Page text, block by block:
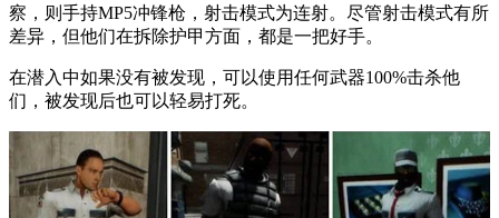
察，则手持MP5冲锋枪，射击模式为连射。尽管射击模式有所
差异，但他们在拆除护甲方面，都是一把好手。
在潜入中如果没有被发现，可以使用任何武器100%击杀他
们，被发现后也可以轻易打死。